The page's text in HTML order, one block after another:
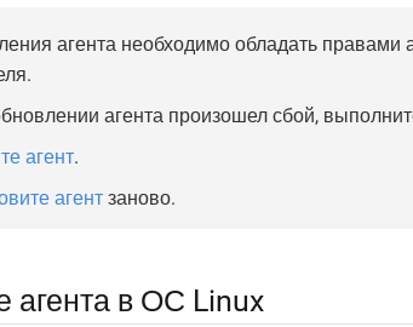
агента необходимо обладать правами
агента произошел сбой,
агент.
агент заново.
агента в ОС Linux